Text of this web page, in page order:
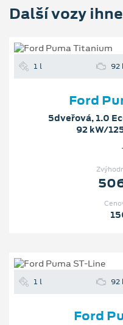
Další vozy
1 l 92
Ford
5dveřová, 1.0
92 kW/
1 l 92
Ford